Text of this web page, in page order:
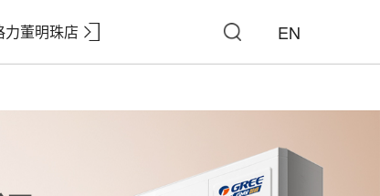
力董明珠店 EN